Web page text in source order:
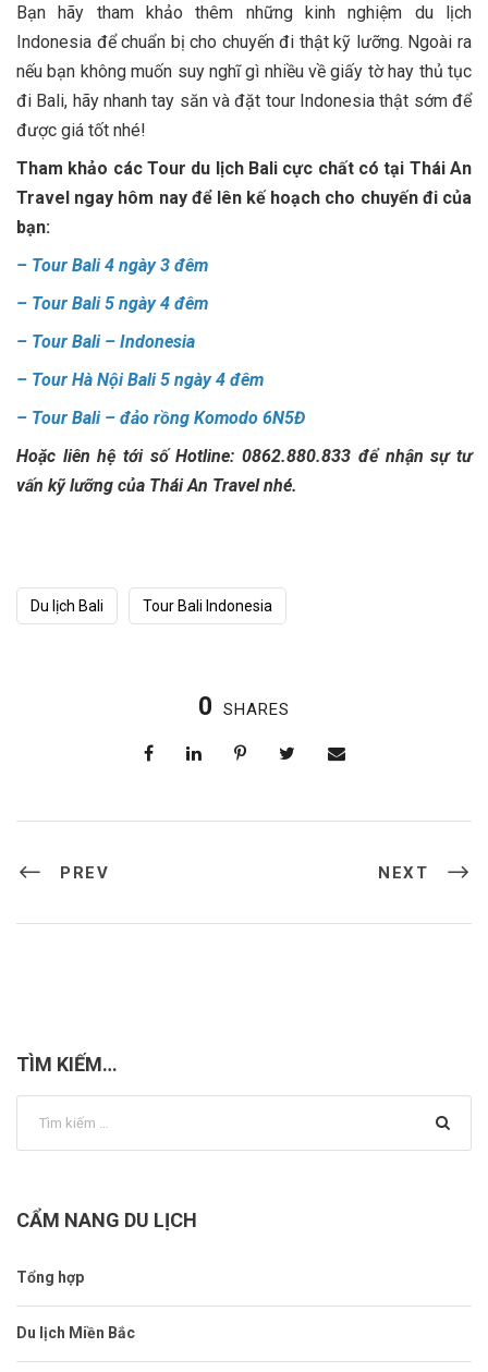
Bạn hãy tham khảo thêm những kinh nghiệm du lịch
Indonesia để chuẩn bị cho chuyến đi thật kỹ lưỡng. Ngoài ra
nếu bạn không muốn suy nghĩ gì nhiều về giấy tờ hay thủ tục
đi Bali, hãy nhanh tay săn và đặt tour Indonesia thật sớm để
được giá tốt nhé!
Tham khảo các Tour du lịch Bali cực chất có tại Thái An
Travel ngay hôm nay để lên kế hoạch cho chuyến đi của
bạn:
– Tour Bali 4 ngày 3 đêm
– Tour Bali 5 ngày 4 đêm
– Tour Bali – Indonesia
– Tour Hà Nội Bali 5 ngày 4 đêm
– Tour Bali – đảo rồng Komodo 6N5Đ
Hoặc liên hệ tới số Hotline: 0862.880.833 để nhận sự tư
vấn kỹ lưỡng của Thái An Travel nhé.
Du lịch Bali Tour Bali Indonesia
0 SHARES
PREV NEXT
TÌM KIẾM…
CẨM NANG DU LỊCH
Tổng hợp
Du lịch Miền Bắc